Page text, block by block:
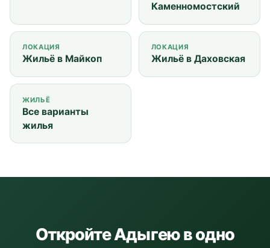
Каменномостский
ЛОКАЦИЯ
Жильё в Майкоп
ЛОКАЦИЯ
Жильё в Даховская
ЖИЛЬЁ
Все варианты
жилья
Откройте Адыгею в одно